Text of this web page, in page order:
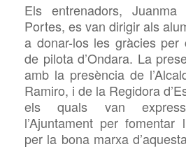
Els entrenadors,
Portes, es van dirigir als
a donar-los les gràcies per
de pilota d’Ondara. La
amb la presència de
Ramiro, i de la Regidora
els quals van
l’Ajuntament per fomentar
per la bona marxa